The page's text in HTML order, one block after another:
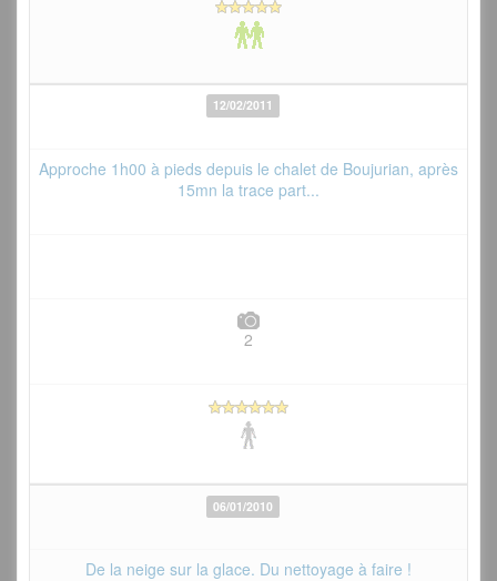
12/02/2011
Approche 1h00 à pieds depuis le chalet de Boujurian, après
15mn la trace part...
2
06/01/2010
De la neige sur la glace. Du nettoyage à faire !